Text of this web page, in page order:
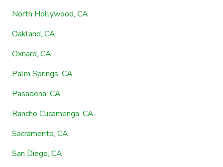
North Hollywood, CA
Oakland, CA
Oxnard, CA
Palm Springs, CA
Pasadena, CA
Rancho Cucamonga, CA
Sacramento, CA
San Diego, CA